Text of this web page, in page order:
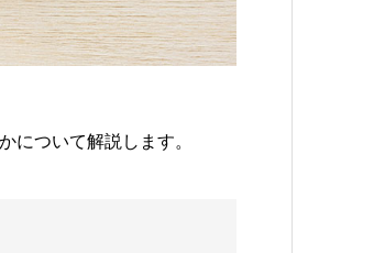
ついて解説します。